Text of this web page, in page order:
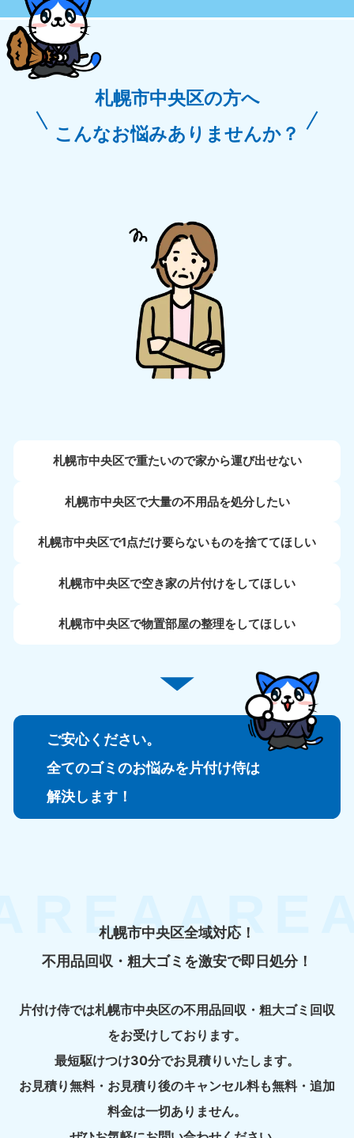
札幌市中央区の方へ
こんなお悩みありませんか？
札幌市中央区で重たいので家から運び出せない
札幌市中央区で大量の不用品を処分したい
札幌市中央区で1点だけ要らないものを捨ててほしい
札幌市中央区で空き家の片付けをしてほしい
札幌市中央区で物置部屋の整理をしてほしい
ご安心ください。
全てのゴミのお悩みを片付け侍は
解決します！
札幌市中央区全域対応！
不用品回収・粗大ゴミを激安で即日処分！
片付け侍では札幌市中央区の不用品回収・粗大ゴミ回収
をお受けしております。
最短駆けつけ30分でお見積りいたします。
お見積り無料・お見積り後のキャンセル料も無料・追加
料金は一切ありません。